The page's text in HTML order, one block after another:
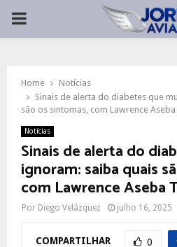
PRIMARY
Home
Notícias
Sinais de alerta do diabetes que
são os sintomas, com Lawrence
Notícias
Sinais de alerta do
ignoram: saiba quais
com Lawrence Aseba
Por Diego Velázquez julho 16, 2025
COMPARTILHAR 0